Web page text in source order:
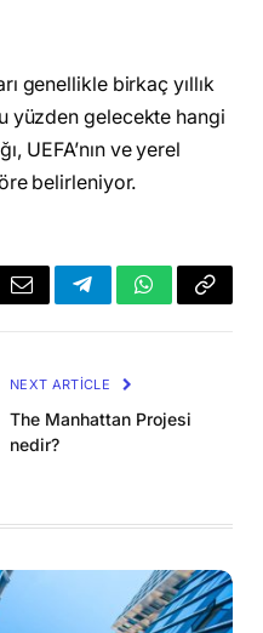
genellikle birkaç yıllık
yüzden gelecekte hangi
UEFA’nın ve yerel
belirleniyor.
Email TelegramWhatsApp
Copy
NEXT ARTICLE
The Manhattan Projesi
nedir?